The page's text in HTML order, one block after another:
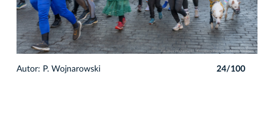
Autor: P. Wojnarowski 24/100